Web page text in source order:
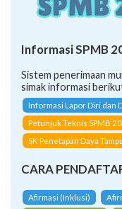
Informasi SPMB
Sistem penerimaan
simak informasi
Informasi Lapor Diri dan
Petunjuk Teknis SPMB
SK Penetapan Daya
CARA
Afirmasi (Inklusi)